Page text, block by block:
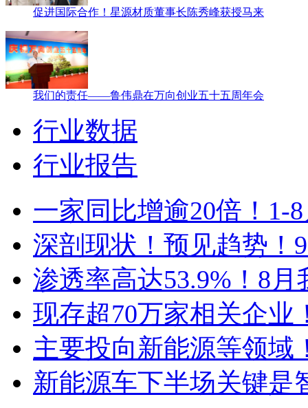
促进国际合作！星源材质董事长陈秀峰获授马来
我们的责任——鲁伟鼎在万向创业五十五周年会
行业数据
行业报告
一家同比增逾20倍！1-
深剖现状！预见趋势！
渗透率高达53.9%！8
现存超70万家相关企业
主要投向新能源等领域
新能源车下半场关键是